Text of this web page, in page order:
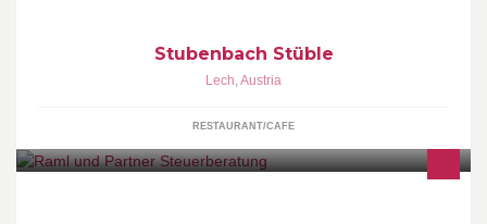
Stubenbach Stüble
Lech,Austria
RESTAURANT/CAFE